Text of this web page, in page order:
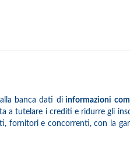
banca dati diinformazioni
a tutelare i crediti e ridurre gli
fornitori e concorrenti, con la